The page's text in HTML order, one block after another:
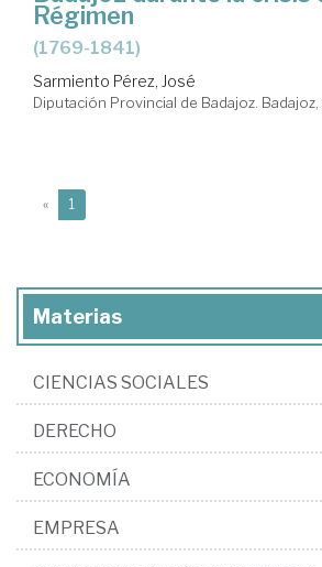
Régimen
(1769-1841)
Sarmiento Pérez, José
Diputación Provincial de Badajoz.
« 1
Materias
CIENCIAS SOCIALES
DERECHO
ECONOMÍA
EMPRESA